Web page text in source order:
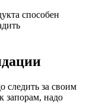
способен
следить за своим
запорам, надо